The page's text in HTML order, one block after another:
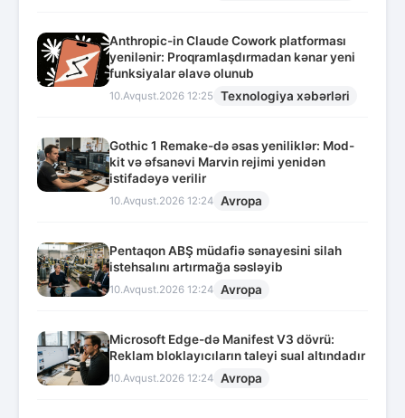
Anthropic-in Claude Cowork platforması
yenilənir: Proqramlaşdırmadan kənar yeni
funksiyalar əlavə olunub
10.Avqust.2026 12:25 Texnologiya xəbərləri
Gothic 1 Remake-də əsas yeniliklər: Mod-
kit və əfsanəvi Marvin rejimi yenidən
istifadəyə verilir
10.Avqust.2026 12:24 Avropa
Pentaqon ABŞ müdafiə sənayesini silah
istehsalını artırmağa səsləyib
10.Avqust.2026 12:24 Avropa
Microsoft Edge-də Manifest V3 dövrü:
Reklam bloklayıcıların taleyi sual altındadır
10.Avqust.2026 12:24 Avropa